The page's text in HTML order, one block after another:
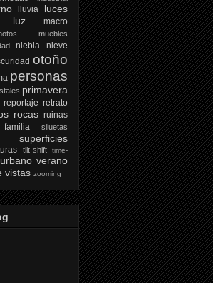
lluvia
luces
luz macro
muebles
niebla nieve
otoño
personas
primavera
reportaje retrato
rocas ruinas
siluetas
superficies
tilt-shift
time-
urbano verano
vistas zooming